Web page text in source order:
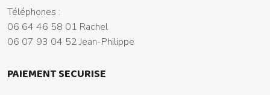
Téléphones :
06 64 46 58 01 Rachel
06 07 93 04 52 Jean-Philippe
PAIEMENT SECURISE